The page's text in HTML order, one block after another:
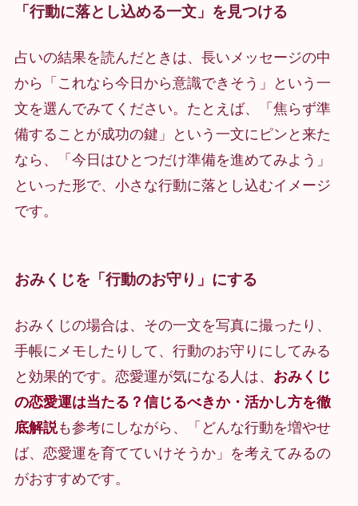
「行動に落とし込める一文」を見つける
占いの結果を読んだときは、長いメッセージの中
から「これなら今日から意識できそう」という一
文を選んでみてください。たとえば、「焦らず準
備することが成功の鍵」という一文にピンと来た
なら、「今日はひとつだけ準備を進めてみよう」
といった形で、小さな行動に落とし込むイメージ
です。
おみくじを「行動のお守り」にする
おみくじの場合は、その一文を写真に撮ったり、
手帳にメモしたりして、行動のお守りにしてみる
と効果的です。恋愛運が気になる人は、 おみくじ
の恋愛運は当たる？信じるべきか・活かし方を徹
底解説も参考にしながら、「どんな行動を増やせ
ば、恋愛運を育てていけそうか」を考えてみるの
がおすすめです。